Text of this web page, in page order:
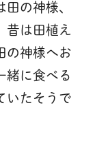
の神様、
昔は田植え
の神様へお
緒に食べる
いたそうで